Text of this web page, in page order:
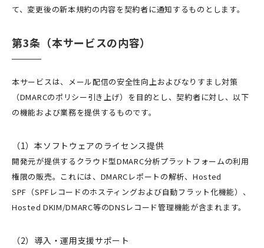
て、変更後の新本規約の内容を契約者に通知するものとします。
第3条（本サービスの内容）
本サービスは、メール配信の安全性向上およびなりすまし対策
（DMARCのポリシー引き上げ）を目的とし、契約者に対し、以下
の機能および業務を提供するものです。
（1）本ソフトウェアのライセンス提供
開発元が提供するクラウド型DMARC分析プラットフォームの利用
権限の販売。これには、DMARCレポートの解析、Hosted
SPF（SPFレコードのホスティングおよび自動フラット化機能）、
Hosted DKIM/DMARC等のDNSレコード管理機能が含まれます。
（2）導入・運用支援サポート